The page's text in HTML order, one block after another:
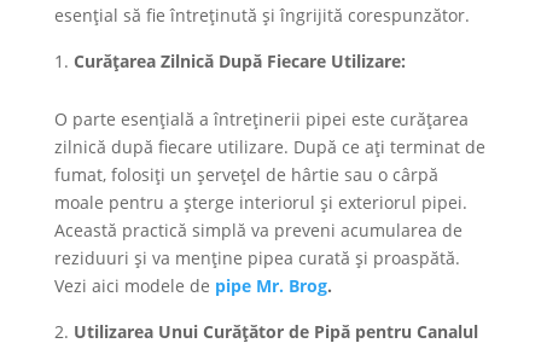
esențial să fie întreținută și îngrijită corespunzător.
Curățarea Zilnică După Fiecare Utilizare:
O parte esențială a întreținerii pipei este curățarea
zilnică după fiecare utilizare. După ce ați terminat de
fumat, folosiți un șervețel de hârtie sau o cârpă
moale pentru a șterge interiorul și exteriorul pipei.
Această practică simplă va preveni acumularea de
reziduuri și va menține pipea curată și proaspătă.
Vezi aici modele de pipe Mr. Brog.
Utilizarea Unui Curățător de Pipă pentru Canalul